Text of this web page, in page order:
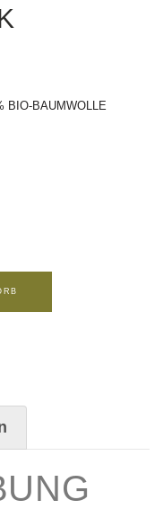
BIO-BAUMWOLLE